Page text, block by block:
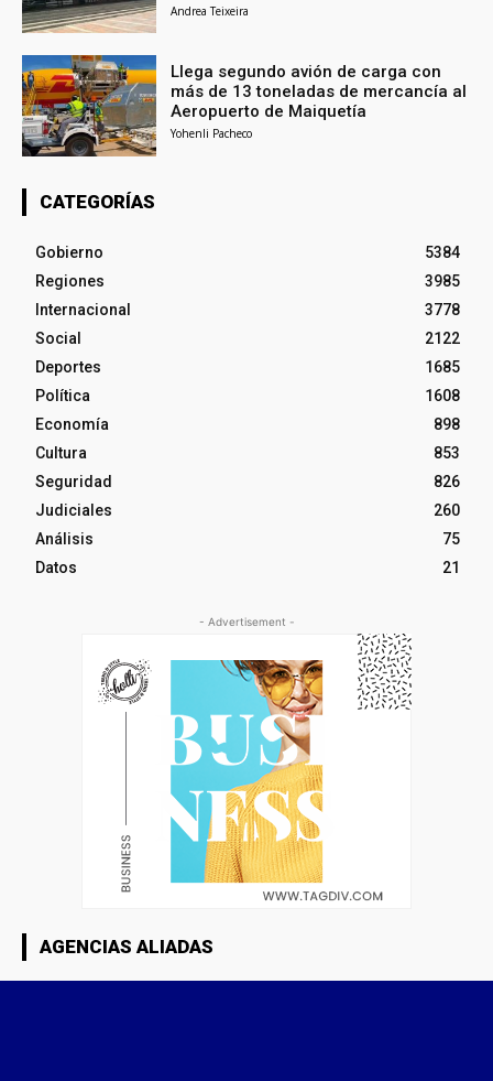
Andrea Teixeira
Llega segundo avión de carga con
más de 13 toneladas de mercancía al
Aeropuerto de Maiquetía
Yohenli Pacheco
CATEGORÍAS
Gobierno
5384
Regiones
3985
Internacional
3778
Social
2122
Deportes
1685
Política
1608
Economía
898
Cultura
853
Seguridad
826
Judiciales
260
Análisis
75
Datos
21
- Advertisement -
AGENCIAS ALIADAS